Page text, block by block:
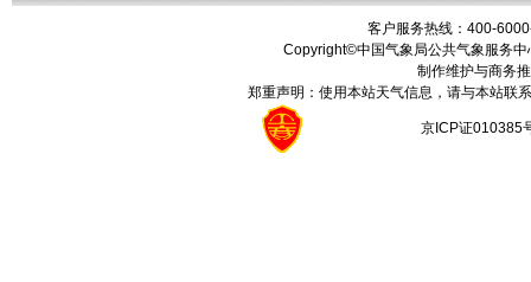
客户服务热线：400-
Copyright©中国气象局公共气象服务
制作维护与商务
郑重声明：使用本站天气信息，请与本站联
京ICP证010385